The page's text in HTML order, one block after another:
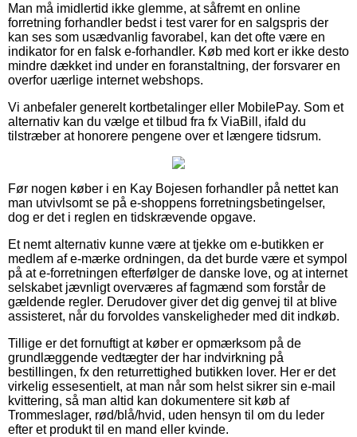
Man må imidlertid ikke glemme, at såfremt en online
forretning forhandler bedst i test varer for en salgspris der
kan ses som usædvanlig favorabel, kan det ofte være en
indikator for en falsk e-forhandler. Køb med kort er ikke desto
mindre dækket ind under en foranstaltning, der forsvarer en
overfor uærlige internet webshops.
Vi anbefaler generelt kortbetalinger eller MobilePay. Som et
alternativ kan du vælge et tilbud fra fx ViaBill, ifald du
tilstræber at honorere pengene over et længere tidsrum.
Før nogen køber i en Kay Bojesen forhandler på nettet kan
man utvivlsomt se på e-shoppens forretningsbetingelser,
dog er det i reglen en tidskrævende opgave.
Et nemt alternativ kunne være at tjekke om e-butikken er
medlem af e-mærke ordningen, da det burde være et sympol
på at e-forretningen efterfølger de danske love, og at internet
selskabet jævnligt overværes af fagmænd som forstår de
gældende regler. Derudover giver det dig genvej til at blive
assisteret, når du forvoldes vanskeligheder med dit indkøb.
Tillige er det fornuftigt at køber er opmærksom på de
grundlæggende vedtægter der har indvirkning på
bestillingen, fx den returrettighed butikken lover. Her er det
virkelig essesentielt, at man når som helst sikrer sin e-mail
kvittering, så man altid kan dokumentere sit køb af
Trommeslager, rød/blå/hvid, uden hensyn til om du leder
efter et produkt til en mand eller kvinde.